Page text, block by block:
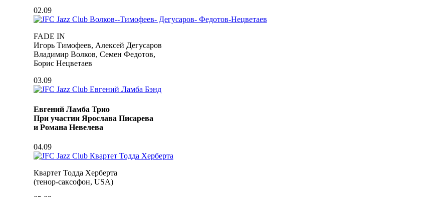
02.09
FADE IN
Игорь Тимофеев, Алексей Дегусаров
Владимир Волков, Семен Федотов,
Борис Нецветаев
03.09
Евгений Ламба Трио
При участии Ярослава Писарева
и Романа Невелева
04.09
Квартет Тодда Херберта
(тенор-саксофон, USA)